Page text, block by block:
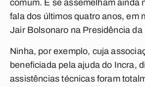
comum. E se assemelham ainda
fala dos últimos quatro anos, em
Jair Bolsonaro na Presidência da
Ninha, por exemplo, cuja
beneficiada pela ajuda do Incra,
assistências técnicas foram